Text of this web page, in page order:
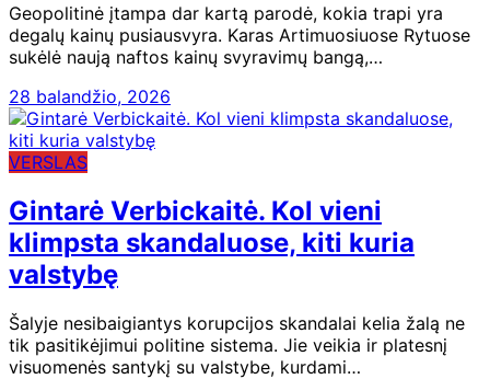
Geopolitinė įtampa dar kartą parodė, kokia trapi yra
degalų kainų pusiausvyra. Karas Artimuosiuose Rytuose
sukėlė naują naftos kainų svyravimų bangą,…
28 balandžio, 2026
VERSLAS
Gintarė Verbickaitė. Kol vieni
klimpsta skandaluose, kiti kuria
valstybę
Šalyje nesibaigiantys korupcijos skandalai kelia žalą ne
tik pasitikėjimui politine sistema. Jie veikia ir platesnį
visuomenės santykį su valstybe, kurdami…